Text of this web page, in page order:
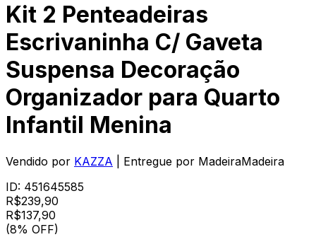
Kit 2 Penteadeiras
Escrivaninha C/ Gaveta
Suspensa Decoração
Organizador para Quarto
Infantil Menina
Vendido por KAZZA | Entregue por MadeiraMadeira
ID: 451645585
R$239,90
R$137,90
(8% OFF)